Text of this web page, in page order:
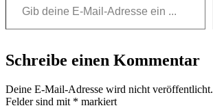
Schreibe einen Kommentar
Deine E-Mail-Adresse wird nicht veröffentlicht.
Felder sind mit * markiert